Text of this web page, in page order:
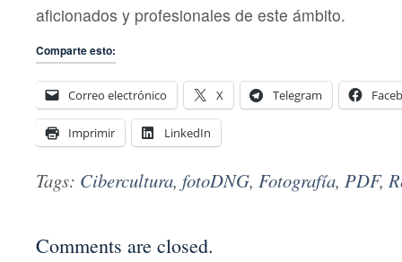
aficionados y profesionales de este ámbito.
Comparte esto:
Correo electrónico X Telegram
Imprimir LinkedIn
Tags: Cibercultura, fotoDNG, Fotografía, PDF,
Comments are closed.